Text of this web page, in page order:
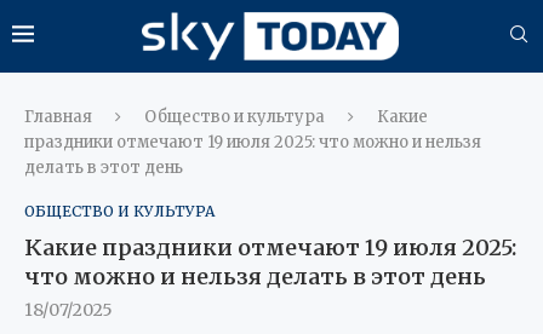
Главная Общество и культура
Какие
праздники отмечают 19 июля 2025: что можно и нельзя
делать в этот день
ОБЩЕСТВО И КУЛЬТУРА
Какие праздники отмечают 19 июля 2025:
что можно и нельзя делать в этот день
18/07/2025